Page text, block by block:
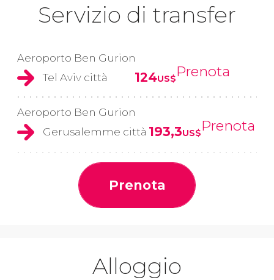
Servizio di transfer
Aeroporto Ben Gurion
Tel Aviv città
124US$Prenota
Aeroporto Ben Gurion
Gerusalemme città 193,3US$Prenota
Prenota
Alloggio